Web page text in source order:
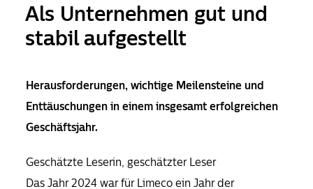
Als Unternehmen gut und
stabil aufgestellt
Herausforderungen, wichtige Meilensteine und
Enttäuschungen in einem insgesamt erfolgreichen
Geschäftsjahr.
Geschätzte Leserin, geschätzter Leser
Das Jahr 2024 war für Limeco ein Jahr der